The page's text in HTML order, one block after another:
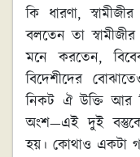
কি ধারণা,
বলতেন তা স্বামীজীর
মনে করতেন,
বিদেশীদের
নিকট ঐ উক্তি আর
অংশ—এই দুই
হয়। কোথাও একটা